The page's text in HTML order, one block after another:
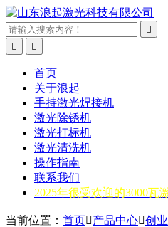



首页
关于浪起
手持激光焊接机
激光除锈机
激光打标机
激光清洗机
操作指南
联系我们
2025年很受欢迎的3000瓦
当前位置： 首页产品中心创